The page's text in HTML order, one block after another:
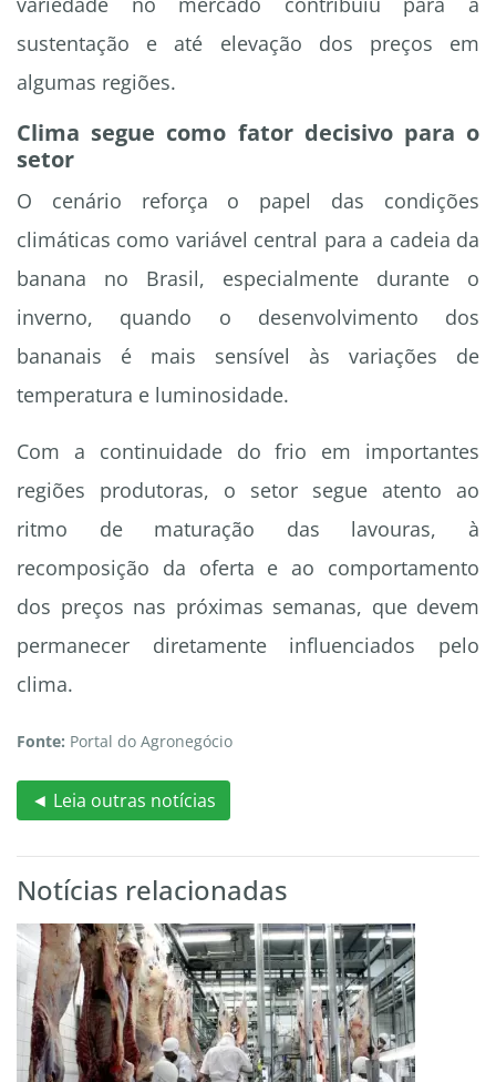
sustentação e até elevação dos preços em
algumas regiões.
Clima segue como fator decisivo para o
setor
O cenário reforça o papel das condições
climáticas como variável central para a cadeia da
banana no Brasil, especialmente durante o
inverno, quando o desenvolvimento dos
bananais é mais sensível às variações de
temperatura e luminosidade.
Com a continuidade do frio em importantes
regiões produtoras, o setor segue atento ao
ritmo de maturação das lavouras, à
recomposição da oferta e ao comportamento
dos preços nas próximas semanas, que devem
permanecer diretamente influenciados pelo
clima.
Fonte: Portal do Agronegócio
◄ Leia outras notícias
Notícias relacionadas